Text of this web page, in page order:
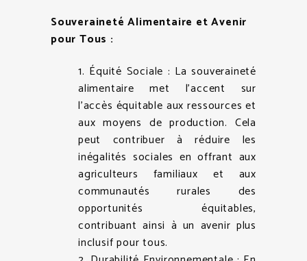
Souveraineté Alimentaire et Avenir
pour Tous :
1. Équité Sociale : La souveraineté
alimentaire met l’accent sur
l’accès équitable aux ressources et
aux moyens de production. Cela
peut contribuer à réduire les
inégalités sociales en offrant aux
agriculteurs familiaux et aux
communautés rurales des
opportunités équitables,
contribuant ainsi à un avenir plus
inclusif pour tous.